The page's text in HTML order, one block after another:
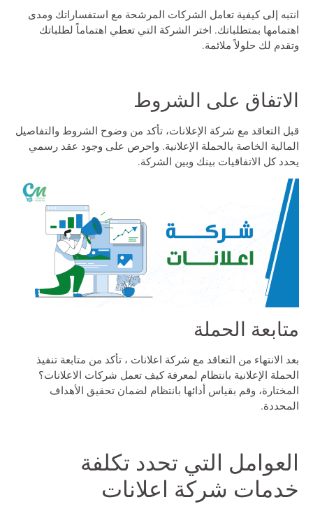
انتبه إلى كيفية تعامل الشركات المرشحة مع استفساراتك ومدى
اهتمامها بمتطلباتك. اختر الشركة التي تعطي اهتماماً لطلباتك
وتقدم لك حلولاً ملائمة.
الاتفاق على الشروط
قبل التعاقد مع شركة الإعلانات، تأكد من وضوح الشروط والتفاصيل
المالية الخاصة بالحملة الإعلانية. واحرص على وجود عقد رسمي
يحدد كل الاتفاقيات بينك وبين الشركة.
متابعة الحملة
بعد الانتهاء من التعاقد مع شركة اعلانات ، تأكد من متابعة تنفيذ
الحملة الإعلانية بانتظام لمعرفةكيف تعمل شركات الاعلانات؟
المختارة، وقم بقياس أدائها بانتظام لضمان تحقيق الأهداف
المحددة.
العوامل التي تحدد تكلفة
خدمات شركة اعلانات